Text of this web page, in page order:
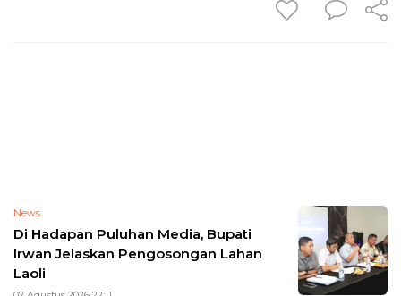
News
Di Hadapan Puluhan Media, Bupati
Irwan Jelaskan Pengosongan Lahan
Laoli